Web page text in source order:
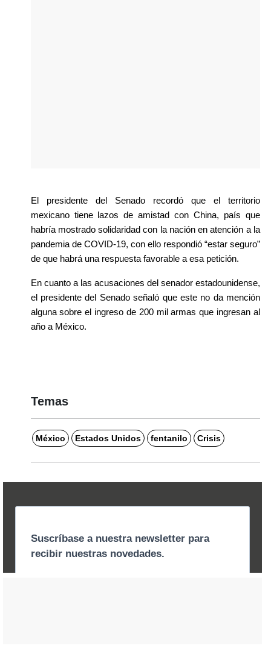
El presidente del Senado recordó que el territorio
mexicano tiene lazos de amistad con China, país que
habría mostrado solidaridad con la nación en atención a la
pandemia de COVID-19, con ello respondió “estar seguro”
de que habrá una respuesta favorable a esa petición.
En cuanto a las acusaciones del senador estadounidense,
el presidente del Senado señaló que este no da mención
alguna sobre el ingreso de 200 mil armas que ingresan al
año a México.
Temas
México Estados Unidos fentanilo Crisis